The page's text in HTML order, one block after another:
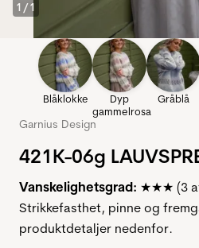
1 /1
Blåklokke
Dyp
gammelrosa
Gråblå
Garnius Design
421K-06g
Vanskelighetsgrad: ★★★ (3
Strikkefasthet, pinne og
produktdetaljer nedenfor.